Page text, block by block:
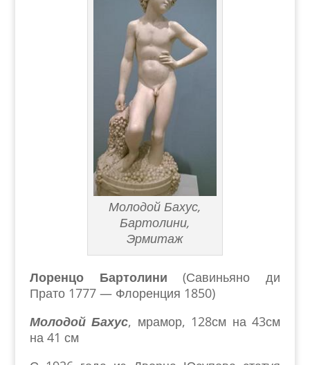
Молодой Бахус,
Бартолини,
Эрмитаж
Лоренцо Бартолини(Савиньяно ди
Прато 1777 — Флоренция 1850)
Молодой Бахус, мрамор, 128см на 43см
на 41 см